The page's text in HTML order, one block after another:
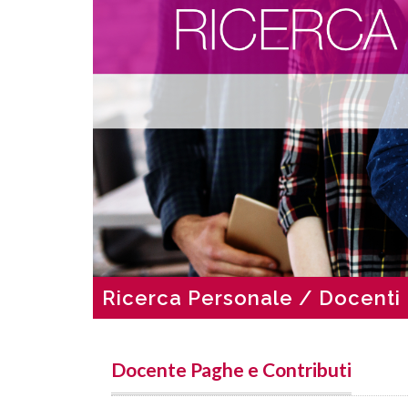
Ricerca Personale / Docenti
Docente Paghe e Contributi